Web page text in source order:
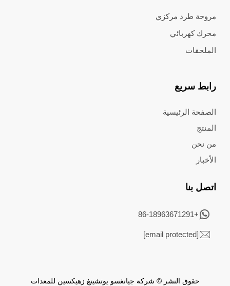
مروحة طرد مركزي
محرك كهربائي
الملحقات
رابط سريع
الصفحة الرئيسية
المنتج
من نحن
الأخبار
اتصل بنا
+86-18963671291
[email protected]
حقوق النشر © شركة جيانغسو يوتشينغ زهيكسين للمعدات